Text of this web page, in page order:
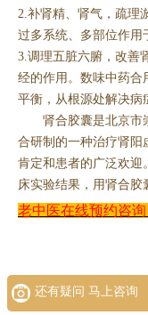
2.补肾精、肾气，疏理
过多系统、多部位作用
3.调理五脏六腑，改善
经的作用。数味中药合
平衡，从根源处解决病
肾合胶囊是北京市崇
合研制的一种治疗肾阳
肯定和患者的广泛欢迎
床实验结果，用肾合胶
老中医在线预约咨询
还有疑问 马上咨询